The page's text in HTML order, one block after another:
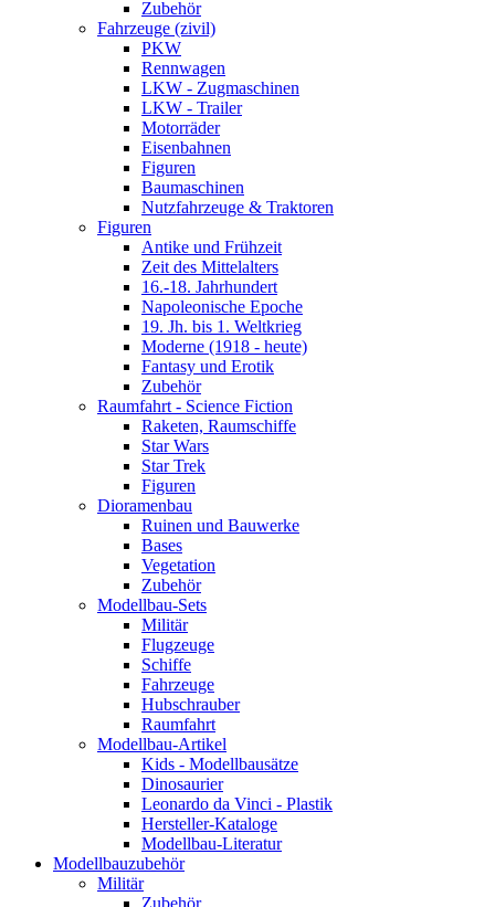
Zubehör
Fahrzeuge (zivil)
PKW
Rennwagen
LKW - Zugmaschinen
LKW - Trailer
Motorräder
Eisenbahnen
Figuren
Baumaschinen
Nutzfahrzeuge & Traktoren
Figuren
Antike und Frühzeit
Zeit des Mittelalters
16.-18. Jahrhundert
Napoleonische Epoche
19. Jh. bis 1. Weltkrieg
Moderne (1918 - heute)
Fantasy und Erotik
Zubehör
Raumfahrt - Science Fiction
Raketen, Raumschiffe
Star Wars
Star Trek
Figuren
Dioramenbau
Ruinen und Bauwerke
Bases
Vegetation
Zubehör
Modellbau-Sets
Militär
Flugzeuge
Schiffe
Fahrzeuge
Hubschrauber
Raumfahrt
Modellbau-Artikel
Kids - Modellbausätze
Dinosaurier
Leonardo da Vinci - Plastik
Hersteller-Kataloge
Modellbau-Literatur
Modellbauzubehör
Militär
Zubehör